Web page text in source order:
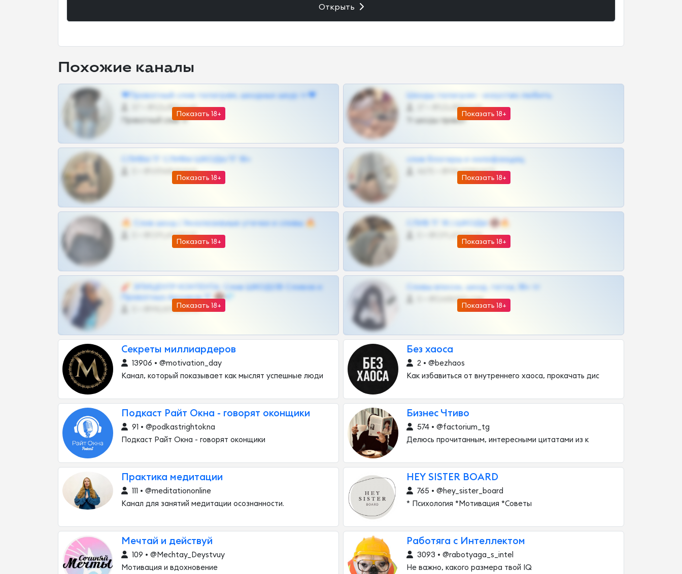
Открыть
Похожие каналы
Показать 18+
❤Приватный слив телеграм, шкодных шкур тг❤
@SZu3ll3sCatt_bot
Приватный слив тг
Показать 18+
Шкоды телеграм - искуство любить
@SZu3ll3sCatt_bot
Тг шкоды приват
Показать 18+
СЛИВЫ ТГ СЛИВЫ ШКОДЫ ТГ 18+
@VIPARHIVS55BOT
Показать 18+
слив блогерш и онлифанщиц
@MILKPRIVATES39BOT
Показать 18+
🔥 Слив шкод | Эксклюзивные утечки и сливы 🔥
@OPLATAPODPSK1BOT
Показать 18+
СЛИВ ТГ 18 | ШКОДЫ 🔞🔥
@OPLATAPODPSK1BOT
Показать 18+
🧨 ЭПИЦЕНТР КОНТЕНТА: Слив ШКОДОВ Сливов и
Приватных Архивов ТГ 🔞💎
@MILKPRIVATES39BOT
Показать 18+
Сливы вписок, шкод, теток, 18+ тг
@DARK15FLOWSBOT
Секреты миллиардеров
13906 • @motivation_day
Канал, который показывает как мыслят успешные люди
Без хаоса
2 • @bezhaos
Как избавиться от внутреннего хаоса, прокачать дис
Подкаст Райт Окна - говорят оконщики
91 • @podkastrightokna
Подкаст Райт Окна - говорят оконщики
Бизнес Чтиво
574 • @factorium_tg
Делюсь прочитанным, интересными цитатами из к
Практика медитации
111 • @meditationonline
Канал для занятий медитации осознанности.
HEY SISTER BOARD
765 • @hey_sister_board
* Психология *Мотивация *Советы
Мечтай и действуй
109 • @Mechtay_Deystvuy
Мотивация и вдохновение
Работяга с Интеллектом
3093 • @rabotyaga_s_intel
Не важно, какого размера твой IQ